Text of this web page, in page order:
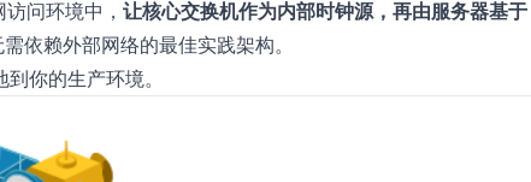
问环境中， 让核心交换机作为内部时钟源，再由服务器基于
依赖外部网络的最佳实践架构。
你的生产环境。